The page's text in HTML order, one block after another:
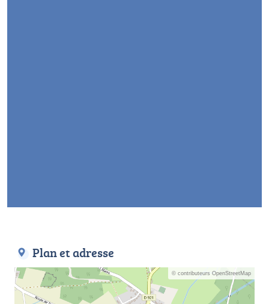
Plan et adresse
© contributeurs OpenStreetMap